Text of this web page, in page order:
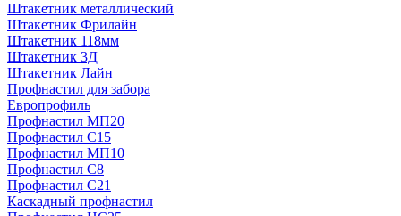
Штакетник металлический
Штакетник Фрилайн
Штакетник 118мм
Штакетник 3Д
Штакетник Лайн
Профнастил для забора
Европрофиль
Профнастил МП20
Профнастил C15
Профнастил МП10
Профнастил C8
Профнастил C21
Каскадный профнастил